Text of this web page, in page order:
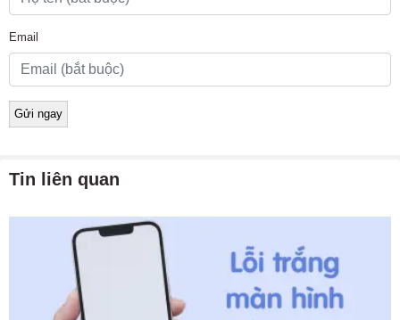
Email
Tin liên quan